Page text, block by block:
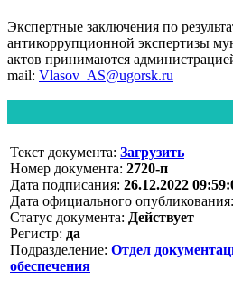
Экспертные заключения по
антикоррупционной экспертизы
актов принимаются
mail: Vlasov_AS@ugorsk.ru
Текст документа: Загрузить
Номер документа: 2720-п
Дата подписания: 26.12.2022
Дата официального опубликования:
Статус документа: Действует
Регистр: да
Подразделение: Отдел
обеспечения